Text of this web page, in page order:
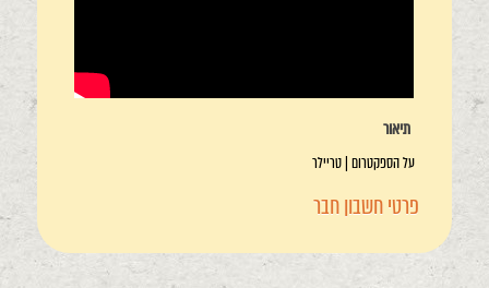
תיאור
על הספקטרום | טריילר
פרטי חשבון חבר